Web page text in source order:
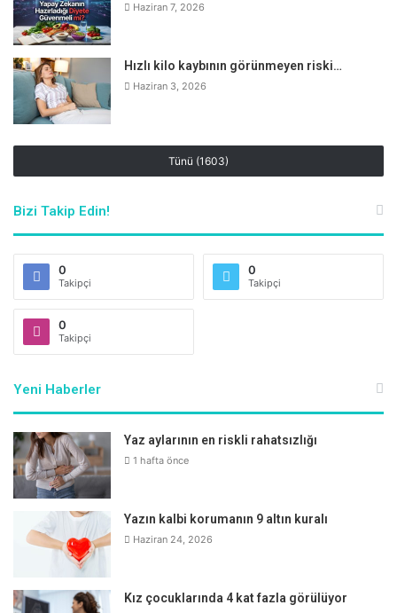
Haziran 7, 2026
Hızlı kilo kaybının görünmeyen riski…
Haziran 3, 2026
Tünü (1603)
Bizi Takip Edin!
0
Takipçi
0
Takipçi
0
Takipçi
Yeni Haberler
Yaz aylarının en riskli rahatsızlığı
1 hafta önce
Yazın kalbi korumanın 9 altın kuralı
Haziran 24, 2026
Kız çocuklarında 4 kat fazla görülüyor